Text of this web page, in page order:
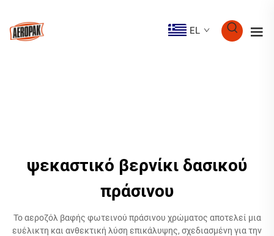
EL
ψεκαστικό βερνίκι δασικού
πράσινου
Το αεροζόλ βαφής φωτεινού πράσινου χρώματος αποτελεί μια
ευέλικτη και ανθεκτική λύση επικάλυψης, σχεδιασμένη για την